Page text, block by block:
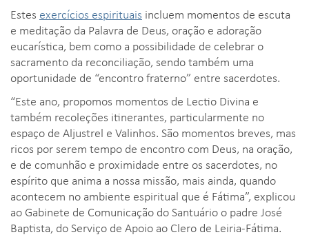
Estes exercícios espirituais incluem momentos de escuta
e meditação da Palavra de Deus, oração e adoração
eucarística, bem como a possibilidade de celebrar o
sacramento da reconciliação, sendo também uma
oportunidade de “encontro fraterno” entre sacerdotes.
“Este ano, propomos momentos de Lectio Divina e
também recoleções itinerantes, particularmente no
espaço de Aljustrel e Valinhos. São momentos breves, mas
ricos por serem tempo de encontro com Deus, na oração,
e de comunhão e proximidade entre os sacerdotes, no
espírito que anima a nossa missão, mais ainda, quando
acontecem no ambiente espiritual que é Fátima”, explicou
ao Gabinete de Comunicação do Santuário o padre José
Baptista, do Serviço de Apoio ao Clero de Leiria-Fátima.